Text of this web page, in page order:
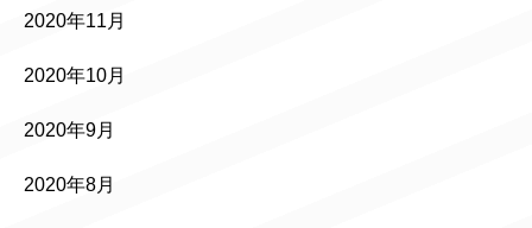
2020年11月
2020年10月
2020年9月
2020年8月